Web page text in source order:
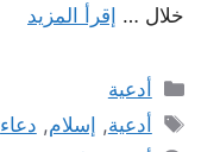
خلال … إقرأ المزيد
التصنيفات
أدعية
الوسوم
أدعية, إسلام, دعاء